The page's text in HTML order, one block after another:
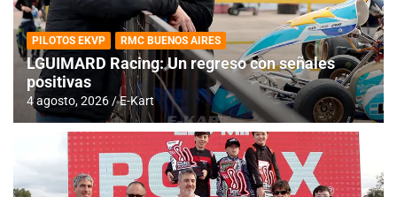
PILOTOS EKVP RMC BUENOS AIRES
LGUIMARD Racing: Un regreso con señales
positivas
4 agosto, 2026 E-Kart